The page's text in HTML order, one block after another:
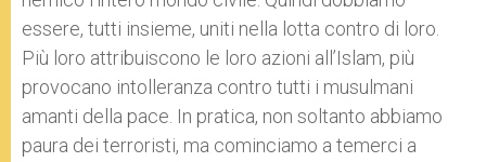
essere, tutti insieme, uniti nella lotta contro di loro.
Più loro attribuiscono le loro azioni all’Islam, più
provocano intolleranza contro tutti i musulmani
amanti della pace. In pratica, non soltanto abbiamo
paura dei terroristi, ma cominciamo a temerci a